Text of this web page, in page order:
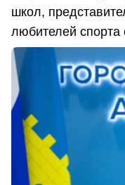
школ,
любителей спорта